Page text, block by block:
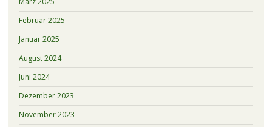
Februar 2025
Januar 2025
August 2024
Juni 2024
Dezember 2023
November 2023